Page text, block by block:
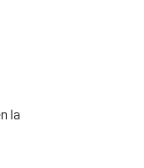
la